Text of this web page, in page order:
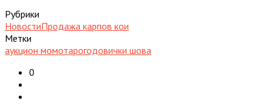
Рубрики
НовостиПродажа карпов кои
Метки
аукцион момотарогодовички шова
0